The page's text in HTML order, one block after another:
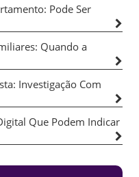
Pode Ser
Quando a
Investigação Com
Que Podem Indicar